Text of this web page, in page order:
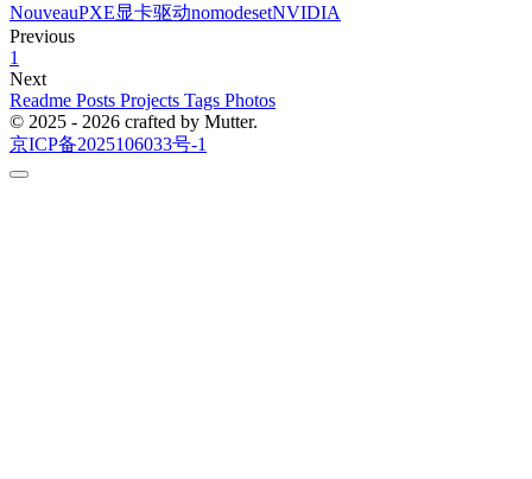
NouveauPXE显卡驱动nomodesetNVIDIA
Previous
1
Next
Readme Posts Projects Tags Photos
© 2025 - 2026 crafted by Mutter.
京ICP备2025106033号-1